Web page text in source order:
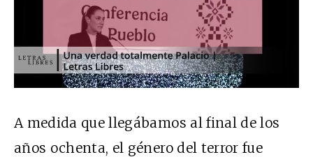
A medida que llegábamos al final de los
años ochenta, el género del terror fue